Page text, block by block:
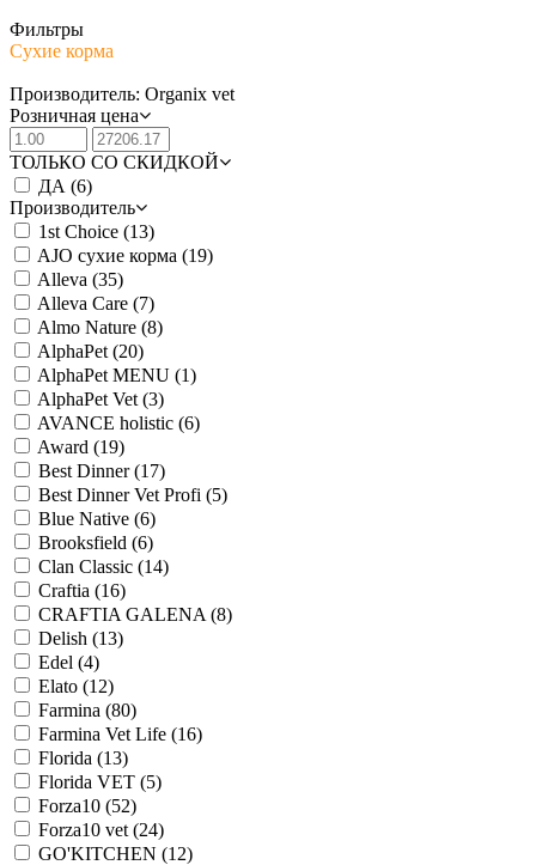
Фильтры
Сухие корма
Производитель: Organix vet
Розничная цена
ТОЛЬКО СО СКИДКОЙ
ДА (6)
Производитель
1st Choice (13)
AJO сухие корма (19)
Alleva (35)
Alleva Care (7)
Almo Nature (8)
AlphaPet (20)
AlphaPet MENU (1)
AlphaPet Vet (3)
AVANCE holistic (6)
Award (19)
Best Dinner(17)
Best Dinner Vet Profi (5)
Blue Native (6)
Brooksfield (6)
Clan Classic (14)
Craftia (16)
CRAFTIA GALENA (8)
Delish (13)
Edel (4)
Elato (12)
Farmina (80)
Farmina Vet Life (16)
Florida (13)
Florida VET (5)
Forza10 (52)
Forza10 vet (24)
GO'KITCHEN (12)